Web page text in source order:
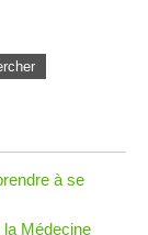
à se
Médecine